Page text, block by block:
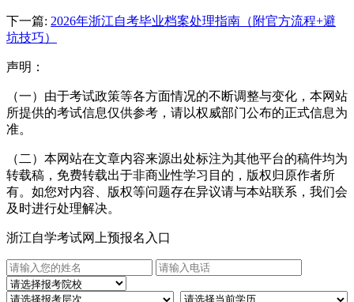
下一篇: 2026年浙江自考毕业档案处理指南（附官方流程+避
坑技巧）
声明：
（一）由于考试政策等各方面情况的不断调整与变化，本网站
所提供的考试信息仅供参考，请以权威部门公布的正式信息为
准。
（二）本网站在文章内容来源出处标注为其他平台的稿件均为
转载稿，免费转载出于非商业性学习目的，版权归原作者所
有。如您对内容、版权等问题存在异议请与本站联系，我们会
及时进行处理解决。
浙江自学考试网上预报名入口